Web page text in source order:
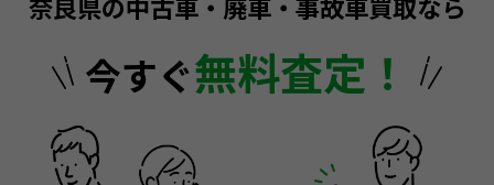
奈良県の中古車・廃車・事故車買取なら
今すぐ無料査定！